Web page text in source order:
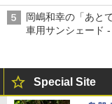
る「Filmator」
岡嶋和幸の「あと
車用サンシェード
Special Site